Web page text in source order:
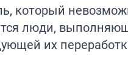
который
люди,
их